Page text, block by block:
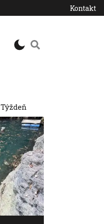
Kontakt
Týždeň